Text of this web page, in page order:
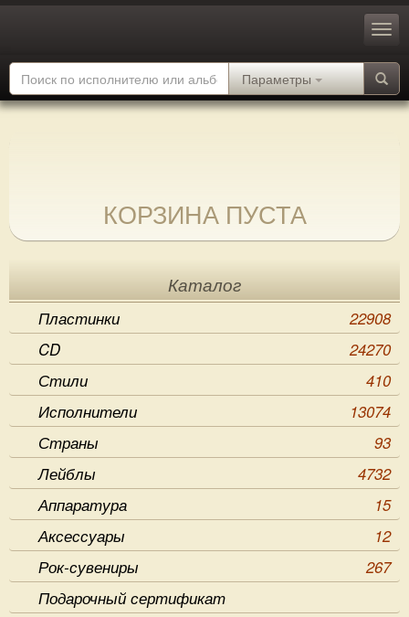
Параметры
КОРЗИНА ПУСТА
Каталог
Пластинки
22908
CD
24270
Стили
410
Исполнители
13074
Страны
93
Лейблы
4732
Аппаратура
15
Аксессуары
12
Рок-сувениры
267
Подарочный сертификат